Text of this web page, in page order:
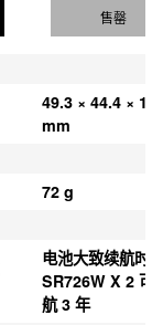
售罄
49.3 × 44.4 ×
mm
72 g
电池大致续航时
SR726W X 2 可
航 3 年